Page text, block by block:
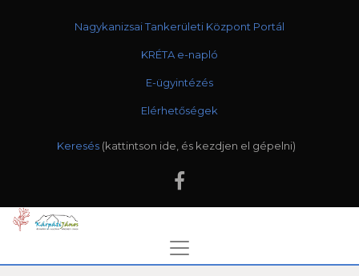
Nagykanizsai Tankerületi Központ Portál
KRÉTA e-napló
E-ügyintézés
Elérhetőségek
Keresés